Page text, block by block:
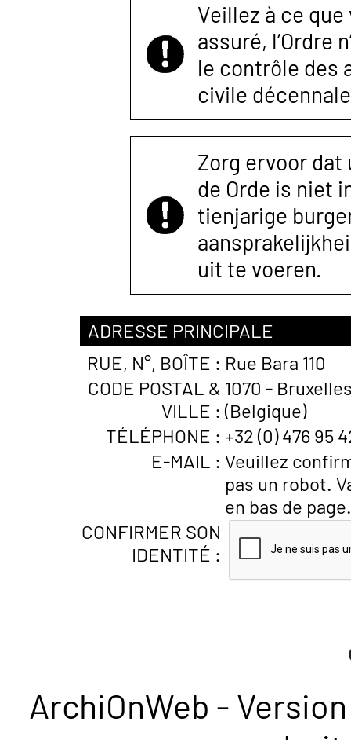
Veillez à ce
assuré, l’Ordre
le contrôle des
civile
Zorg ervoor
de Orde is niet
tienjarige
uit te voeren.
ADRESSE PRINCIPALE
RUE, N°, BOÎTE : Rue Bara 110
CODE POSTAL &
VILLE :
1070 -
(Belgique)
TÉLÉPHONE : +32 (0) 476 95
E-MAIL : Veuillez
pas un robot.
en bas de page.
CONFIRMER SON
IDENTITÉ :
ArchiOnWeb -